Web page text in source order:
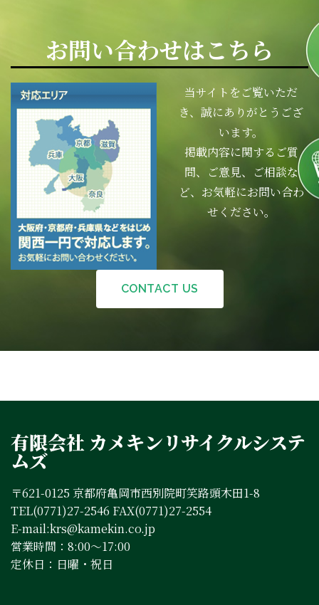
お問い合わせはこちら
当サイトをご覧いただ
き、誠にありがとうござ
います。
掲載内容に関するご質
問、ご意見、ご相談な
ど、お気軽にお問い合わ
せください。
CONTACT US
有限会社 カメキンリサイクルシステ
ムズ
〒621-0125 京都府亀岡市西別院町笑路頭木田1-8
TEL(0771)27-2546 FAX(0771)27-2554
E-mail:krs@kamekin.co.jp
営業時間：8:00～17:00
定休日：日曜・祝日